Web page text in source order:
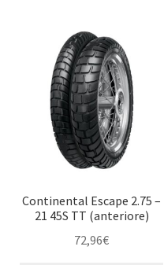
Continental Escape 2.75 –
21 45S TT (anteriore)
72,96€